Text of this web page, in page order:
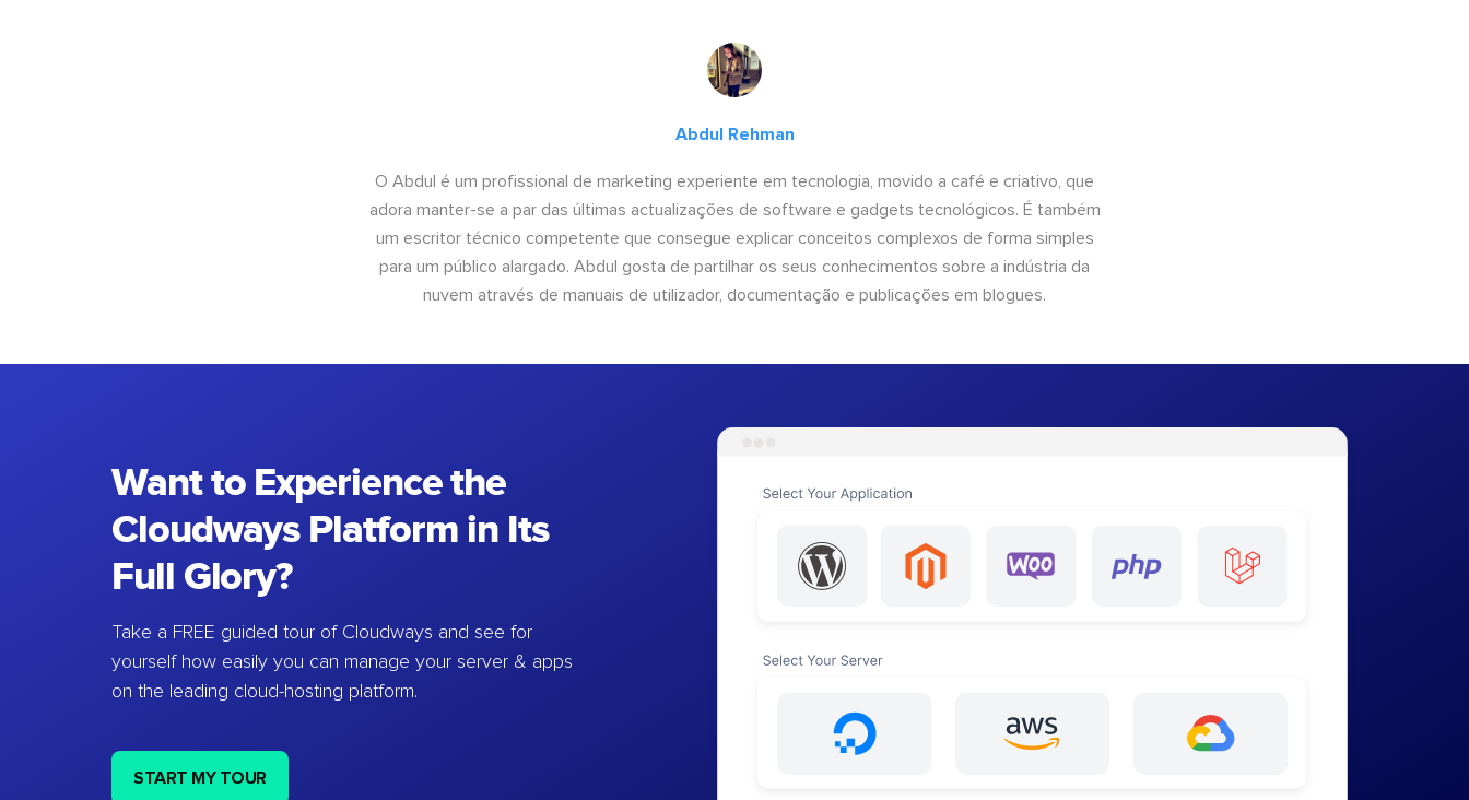
Abdul Rehman
O Abdul é um profissional de marketing experiente em tecnologia, movido a café e criativo, que
adora manter-se a par das últimas actualizações de software e gadgets tecnológicos. É também
um escritor técnico competente que consegue explicar conceitos complexos de forma simples
para um público alargado. Abdul gosta de partilhar os seus conhecimentos sobre a indústria da
nuvem através de manuais de utilizador, documentação e publicações em blogues.
Want to Experience the
Cloudways Platform in Its
Full Glory?
Take a FREE guided tour of Cloudways and see for
yourself how easily you can manage your server & apps
on the leading cloud-hosting platform.
START MY TOUR